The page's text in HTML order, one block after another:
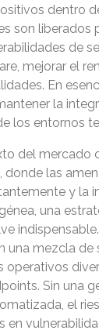
dentro
son liberados
de
mejorar el
En
la
los entornos
del mercado
donde las
y la
una
una mezcla
operativos
Sin una
el
en